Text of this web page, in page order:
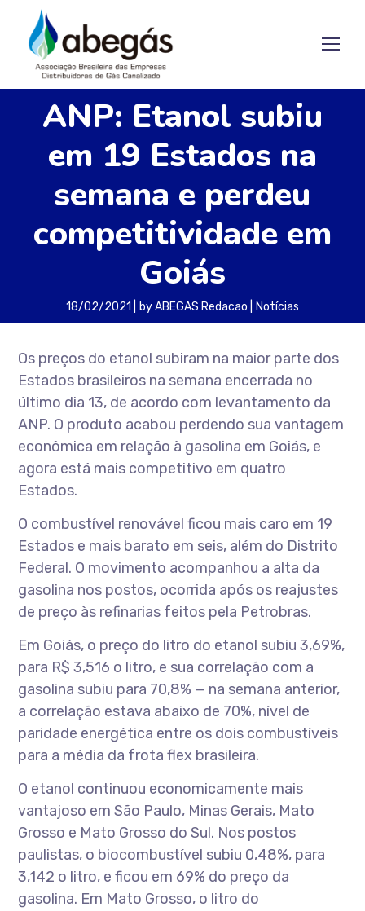
ANP: Etanol subiu
em 19 Estados na
semana e perdeu
competitividade em
Goiás
18/02/2021 byABEGAS Redacao Notícias
Os preços do etanol subiram na maior parte dos
Estados brasileiros na semana encerrada no
último dia 13, de acordo com levantamento da
ANP. O produto acabou perdendo sua vantagem
econômica em relação à gasolina em Goiás, e
agora está mais competitivo em quatro
Estados.
O combustível renovável ficou mais caro em 19
Estados e mais barato em seis, além do Distrito
Federal. O movimento acompanhou a alta da
gasolina nos postos, ocorrida após os reajustes
de preço às refinarias feitos pela Petrobras.
Em Goiás, o preço do litro do etanol subiu 3,69%,
para R$ 3,516 o litro, e sua correlação com a
gasolina subiu para 70,8% — na semana anterior,
a correlação estava abaixo de 70%, nível de
paridade energética entre os dois combustíveis
para a média da frota flex brasileira.
O etanol continuou economicamente mais
vantajoso em São Paulo, Minas Gerais, Mato
Grosso e Mato Grosso do Sul. Nos postos
paulistas, o biocombustível subiu 0,48%, para
3,142 o litro, e ficou em 69% do preço da
gasolina. Em Mato Grosso, o litro do